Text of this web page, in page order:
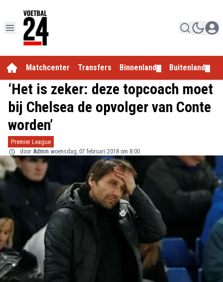
Matchcenter Transfers Binnenland Buitenland
‘Het is zeker: deze topcoach moet
bij Chelsea de opvolger van Conte
worden’
Premier League
door Admin woensdag, 07 februari 2018 om 8:00